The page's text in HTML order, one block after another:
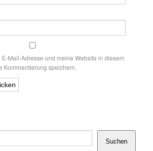
Mail-Adresse und meine Website in diesem
Kommentierung speichern.
Suchen